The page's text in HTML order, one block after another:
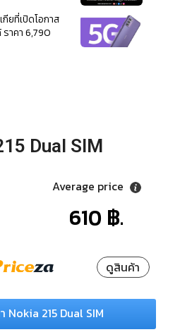
ยที่เปิดโอกาส
ราคา 6,790
Dual SIM
Average price
610 ฿.
ดูสินค้า
Nokia 215 Dual SIM